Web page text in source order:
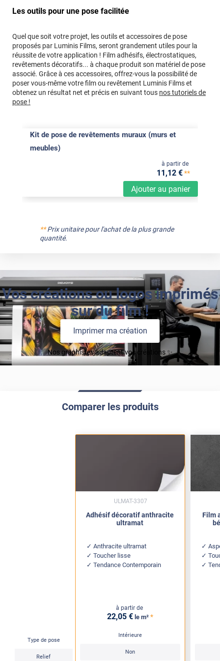
Les outils pour une pose facilitée
Quel que soit votre projet, les outils et accessoires de pose
proposés par Luminis Films, seront grandement utiles pour la
réussite de votre application ! Film adhésifs, électrostatiques,
revêtements décoratifs... à chaque produit son matériel de pose
associé. Grâce à ces accessoires, offrez-vous la possibilité de
poser vous-même votre film ou revêtement Luminis Films et
obtenez un résultat net et précis en suivant tous nos tutoriels de
pose !
Kit de pose de revêtements muraux (murs et
meubles)
Ajouter au panier
à partir de
11 ,12 €**
**Prix unitaire pour l'achat de la plus grande
quantité.
Vos créations ou logos imprimés
sur du film !
Imprimer ma création
Nos graphistes adaptent vos créations ✨
Comparer les produits
Type de pose
Relief
Adhésif décoratif anthracite
ultramat
Anthracite ultramat
Toucher lisse
Tendance Contemporain
à partir de
22,05 € le m² *
Intérieure
Non
ULMAT-3307
Film